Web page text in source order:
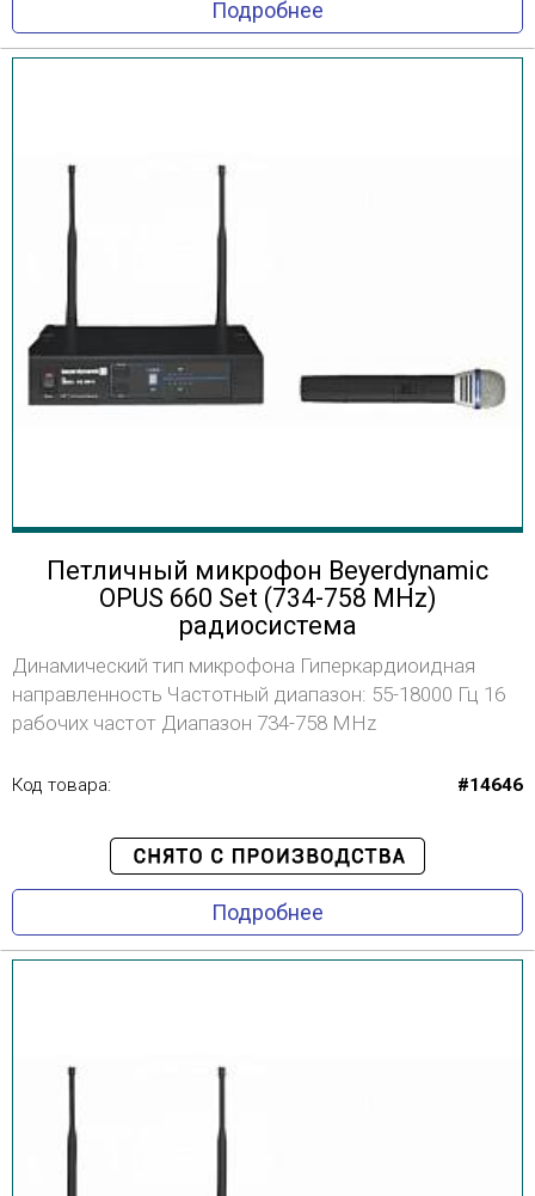
Подробнее
Петличный микрофон Beyerdynamic
OPUS 660 Set (734-758 MHz)
радиосистема
Динамический тип микрофона Гиперкардиоидная
направленность Частотный диапазон: 55-18000 Гц 16
рабочих частот Диапазон 734-758 MHz
Код товара: #14646
Подробнее